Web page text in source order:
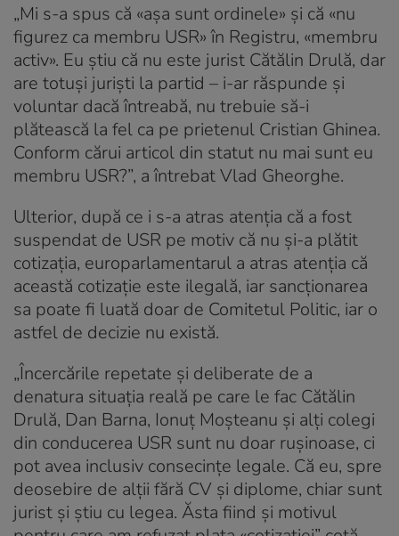
„Mi s-a spus că «așa sunt ordinele» și că «nu
figurez ca membru USR» în Registru, «membru
activ». Eu știu că nu este jurist Cătălin Drulă, dar
are totuși juriști la partid – i-ar răspunde și
voluntar dacă întreabă, nu trebuie să-i
plătească la fel ca pe prietenul Cristian Ghinea.
Conform cărui articol din statut nu mai sunt eu
membru USR?”, a întrebat Vlad Gheorghe.
Ulterior, după ce i s-a atras atenția că a fost
suspendat de USR pe motiv că nu și-a plătit
cotizația, europarlamentarul a atras atenția că
această cotizație este ilegală, iar sancționarea
sa poate fi luată doar de Comitetul Politic, iar o
astfel de decizie nu există.
„Încercările repetate și deliberate de a
denatura situația reală pe care le fac Cătălin
Drulă, Dan Barna, Ionuț Moșteanu și alți colegi
din conducerea USR sunt nu doar rușinoase, ci
pot avea inclusiv consecințe legale. Că eu, spre
deosebire de alții fără CV și diplome, chiar sunt
jurist și știu cu legea. Ăsta fiind și motivul